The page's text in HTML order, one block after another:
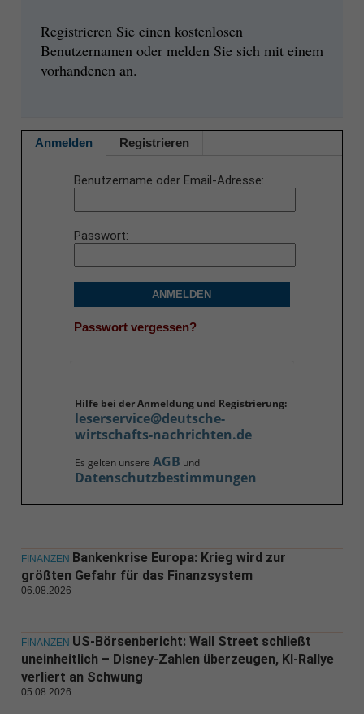
Registrieren Sie einen kostenlosen
Benutzernamen oder melden Sie sich mit einem
vorhandenen an.
Anmelden Registrieren
Benutzername oder Email-Adresse
Passwort
ANMELDEN
Passwort vergessen?
Hilfe bei der Anmeldung und Registrierung:
leserservice@deutsche-
wirtschafts-nachrichten.de
Es gelten unsere AGB und
Datenschutzbestimmungen
FINANZEN Bankenkrise Europa: Krieg wird zur
größten Gefahr für das Finanzsystem
06.08.2026
FINANZEN US-Börsenbericht: Wall Street schließt
uneinheitlich – Disney-Zahlen überzeugen, KI-Rallye
verliert an Schwung
05.08.2026